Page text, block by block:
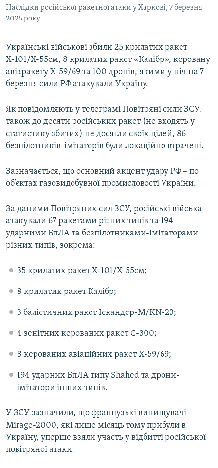
Наслідки російської ракетної атаки у Харкові, 7 березня
2025 року
Українські військові збили 25 крилатих ракет
Х-101/Х-55см, 8 крилатих ракет «Калібр», керовану
авіаракету Х-59/69 та 100 дронів, якими у ніч на 7
березня сили РФ атакували Україну.
Як повідомляють у телеграмі Повітряні сили ЗСУ,
також до десяти російських ракет (не входять у
статистику збитих) не досягли своїх цілей, 86
безпілотників-імітаторів були локаційно втрачені.
Зазначається, що основний акцент удару РФ – по
об’єктах газовидобувної промисловості України.
За даними Повітряних сил ЗСУ, російські війська
атакували 67 ракетами різних типів та 194
ударними БпЛА та безпілотниками-імітаторами
різних типів, зокрема:
35 крилатих ракет Х-101/Х-55см;
8 крилатих ракет Калібр;
3 балістичних ракет Іскандер-М/KN-23;
4 зенітних керованих ракет С-300;
8 керованих авіаційних ракет Х-59/69;
194 ударних БпЛА типу Shahed та дрони-
імітатори інших типів.
У ЗСУ зазначили, що французькі винищувачі
Mirage-2000, які лише місяць тому прибули в
Україну, уперше взяли участь у відбитті російської
повітряної атаки.